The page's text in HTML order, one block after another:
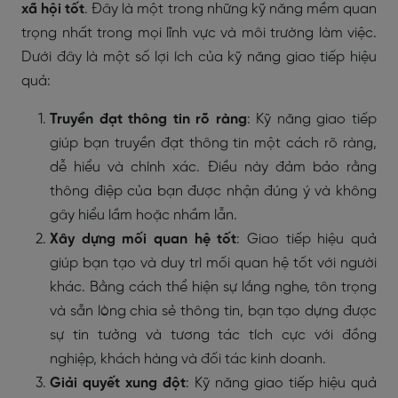
xã hội tốt. Đây là một trong những kỹ năng mềm quan
trọng nhất trong mọi lĩnh vực và môi trường làm việc.
Dưới đây là một số lợi ích của kỹ năng giao tiếp hiệu
quả:
Truyền đạt thông tin rõ ràng: Kỹ năng giao tiếp
giúp bạn truyền đạt thông tin một cách rõ ràng,
dễ hiểu và chính xác. Điều này đảm bảo rằng
thông điệp của bạn được nhận đúng ý và không
gây hiểu lầm hoặc nhầm lẫn.
Xây dựng mối quan hệ tốt: Giao tiếp hiệu quả
giúp bạn tạo và duy trì mối quan hệ tốt với người
khác. Bằng cách thể hiện sự lắng nghe, tôn trọng
và sẵn lòng chia sẻ thông tin, bạn tạo dựng được
sự tin tưởng và tương tác tích cực với đồng
nghiệp, khách hàng và đối tác kinh doanh.
Giải quyết xung đột: Kỹ năng giao tiếp hiệu quả